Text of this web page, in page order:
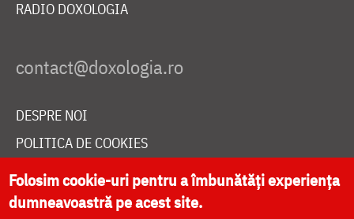
RADIO DOXOLOGIA
DESPRE NOI
POLITICA DE COOKIES
DONEAZĂ ONLINE PENTRU CATEDRALA NAȚIONALĂ
Folosim cookie-uri pentru a îmbunătăți experiența
dumneavoastră pe acest site.